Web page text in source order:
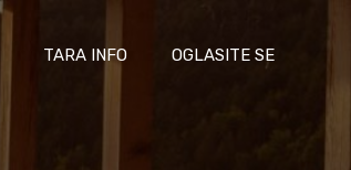
TARA INFO OGLASITE SE